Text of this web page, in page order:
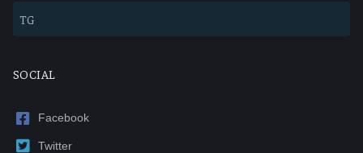
TG
SOCIAL
Facebook
Twitter